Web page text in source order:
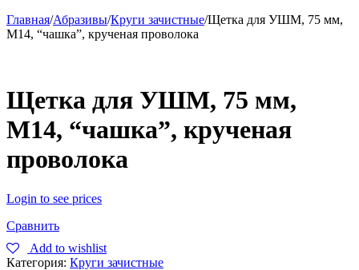
Главная/Абразивы/Круги зачистные/Щетка для УШМ, 75 мм,
М14, “чашка”, крученая проволока
Щетка для УШМ, 75 мм,
М14, “чашка”, крученая
проволока
Login to see prices
Сравнить
Add to wishlist
Категория: Круги зачистные